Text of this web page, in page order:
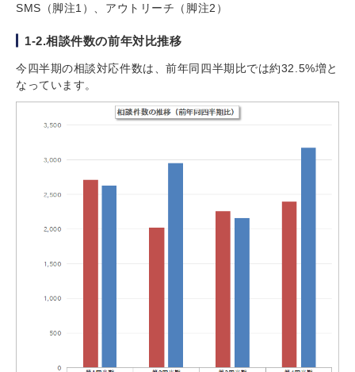
SMS（脚注1）、アウトリーチ（脚注2）
1-2.相談件数の前年対比推移
今四半期の相談対応件数は、前年同四半期比では約32.5%増と
なっています。